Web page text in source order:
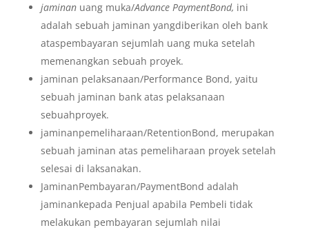
jaminan uang muka/Advance PaymentBond, ini
adalah sebuah jaminan yangdiberikan oleh bank
ataspembayaran sejumlah uang muka setelah
memenangkan sebuah proyek.
jaminan pelaksanaan/Performance Bond, yaitu
sebuah jaminan bank atas pelaksanaan
sebuahproyek.
jaminanpemeliharaan/RetentionBond, merupakan
sebuah jaminan atas pemeliharaan proyek setelah
selesai di laksanakan.
JaminanPembayaran/PaymentBond adalah
jaminankepada Penjual apabila Pembeli tidak
melakukan pembayaran sejumlah nilai